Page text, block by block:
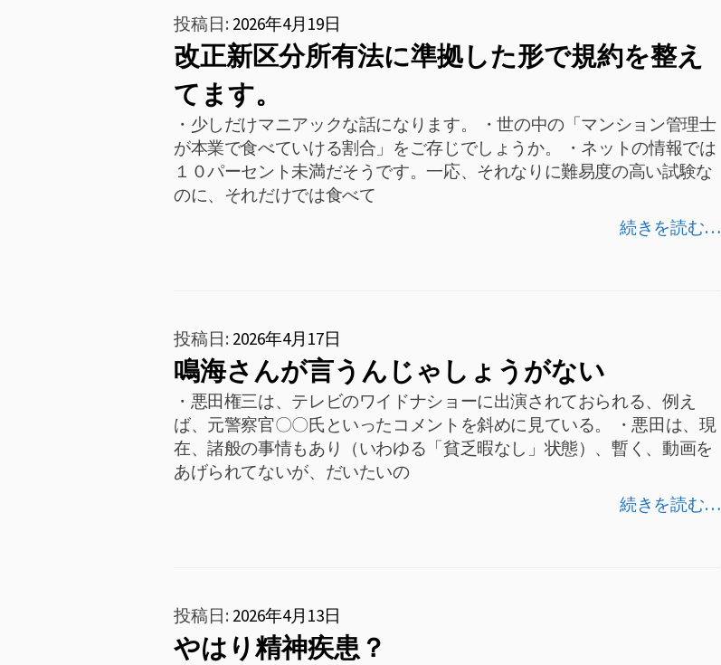
ン
メ
ニ
ュ
ー
投稿日: 2026年4月19日
改正新区分所有法に準拠した形で規約を整え
てます。
・少しだけマニアックな話になります。 ・世の中の「マンション管理士
が本業で食べていける割合」をご存じでしょうか。 ・ネットの情報では
１０パーセント未満だそうです。一応、それなりに難易度の高い試験な
のに、それだけでは食べて
続きを読む…
投稿日: 2026年4月17日
鳴海さんが言うんじゃしょうがない
・悪田権三は、テレビのワイドナショーに出演されておられる、例え
ば、元警察官〇〇氏といったコメントを斜めに見ている。 ・悪田は、現
在、諸般の事情もあり（いわゆる「貧乏暇なし」状態）、暫く、動画を
あげられてないが、だいたいの
続きを読む…
投稿日: 2026年4月13日
やはり精神疾患？